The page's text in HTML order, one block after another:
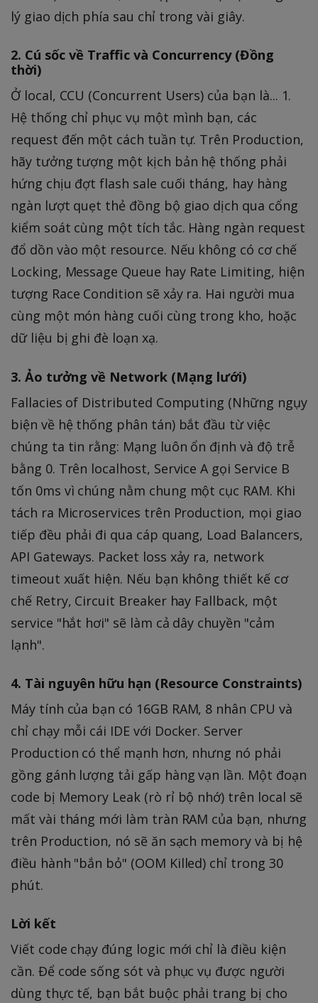
lý giao dịch phía sau chỉ trong vài giây.
2. Cú sốc về Traffic và Concurrency (Đồng
thời)
Ở local, CCU (Concurrent Users) của bạn là... 1.
Hệ thống chỉ phục vụ một mình bạn, các
request đến một cách tuần tự. Trên Production,
hãy tưởng tượng một kịch bản hệ thống phải
hứng chịu đợt flash sale cuối tháng, hay hàng
ngàn lượt quẹt thẻ đồng bộ giao dịch qua cổng
kiểm soát cùng một tích tắc. Hàng ngàn request
đổ dồn vào một resource. Nếu không có cơ chế
Locking, Message Queue hay Rate Limiting, hiện
tượng Race Condition sẽ xảy ra. Hai người mua
cùng một món hàng cuối cùng trong kho, hoặc
dữ liệu bị ghi đè loạn xạ.
3. Ảo tưởng về Network (Mạng lưới)
Fallacies of Distributed Computing (Những ngụy
biện về hệ thống phân tán) bắt đầu từ việc
chúng ta tin rằng: Mạng luôn ổn định và độ trễ
bằng 0. Trên localhost, Service A gọi Service B
tốn 0ms vì chúng nằm chung một cục RAM. Khi
tách ra Microservices trên Production, mọi giao
tiếp đều phải đi qua cáp quang, Load Balancers,
API Gateways. Packet loss xảy ra, network
timeout xuất hiện. Nếu bạn không thiết kế cơ
chế Retry, Circuit Breaker hay Fallback, một
service "hắt hơi" sẽ làm cả dây chuyền "cảm
lạnh".
4. Tài nguyên hữu hạn (Resource Constraints)
Máy tính của bạn có 16GB RAM, 8 nhân CPU và
chỉ chạy mỗi cái IDE với Docker. Server
Production có thể mạnh hơn, nhưng nó phải
gồng gánh lượng tải gấp hàng vạn lần. Một đoạn
code bị Memory Leak (rò rỉ bộ nhớ) trên local sẽ
mất vài tháng mới làm tràn RAM của bạn, nhưng
trên Production, nó sẽ ăn sạch memory và bị hệ
điều hành "bắn bỏ" (OOM Killed) chỉ trong 30
phút.
Lời kết
Viết code chạy đúng logic mới chỉ là điều kiện
cần. Để code sống sót và phục vụ được người
dùng thực tế, bạn bắt buộc phải trang bị cho